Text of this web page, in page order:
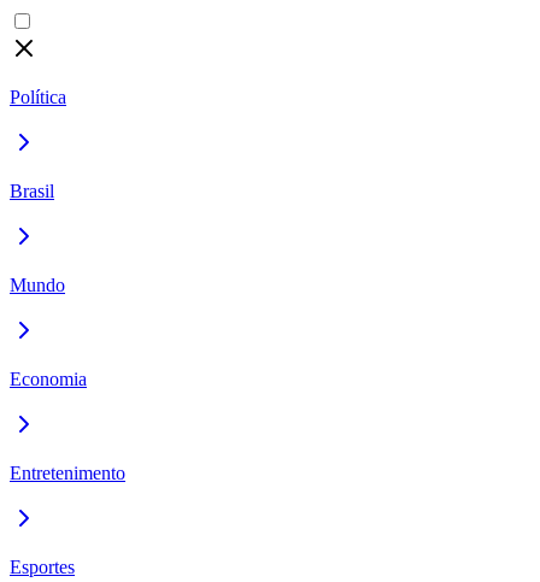
Política
Brasil
Mundo
Economia
Entretenimento
Esportes